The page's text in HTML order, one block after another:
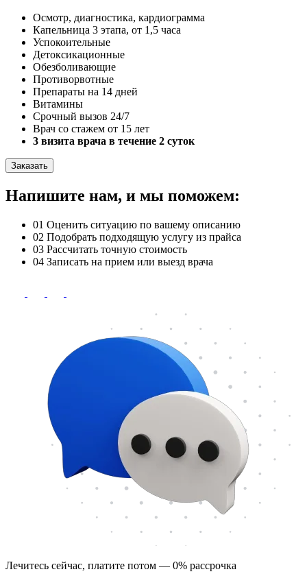
Осмотр, диагностика, кардиограмма
Капельница 3 этапа, от 1,5 часа
Успокоительные
Детоксикационные
Обезболивающие
Противорвотные
Препараты на 14 дней
Витамины
Срочный вызов 24/7
Врач со стажем от 15 лет
3 визита врача в течение 2 суток
Заказать
Напишите нам, и мы поможем:
01 Оценить ситуацию по вашему описанию
02 Подобрать подходящую услугу из прайса
03 Рассчитать точную стоимость
04 Записать на прием или выезд врача
Лечитесь сейчас, платите потом — 0% рассрочка